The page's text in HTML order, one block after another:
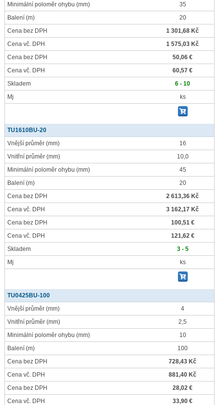
Minimální poloměr ohybu (mm)
35
Balení (m)
20
Cena bez DPH
1 301,68 Kč
Cena vč. DPH
1 575,03 Kč
Cena bez DPH
50,06 €
Cena vč. DPH
60,57 €
Skladem
6 - 10
Mj
ks
TU1610BU-20
Vnější průměr (mm)
16
Vnitřní průměr (mm)
10,0
Minimální poloměr ohybu (mm)
45
Balení (m)
20
Cena bez DPH
2 613,36 Kč
Cena vč. DPH
3 162,17 Kč
Cena bez DPH
100,51 €
Cena vč. DPH
121,62 €
Skladem
3 - 5
Mj
ks
TU0425BU-100
Vnější průměr (mm)
4
Vnitřní průměr (mm)
2,5
Minimální poloměr ohybu (mm)
10
Balení (m)
100
Cena bez DPH
728,43 Kč
Cena vč. DPH
881,40 Kč
Cena bez DPH
28,02 €
Cena vč. DPH
33,90 €